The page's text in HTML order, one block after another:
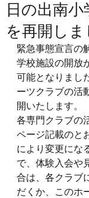
日の出南
を再開しま
緊急事態宣言の
学校施設の開放
可能となりまし
ーツクラブの活
開いたします。
各専門クラブの
ページ記載のと
により変更にな
で、体験入会や
合は、各クラブ
だくか、このホ